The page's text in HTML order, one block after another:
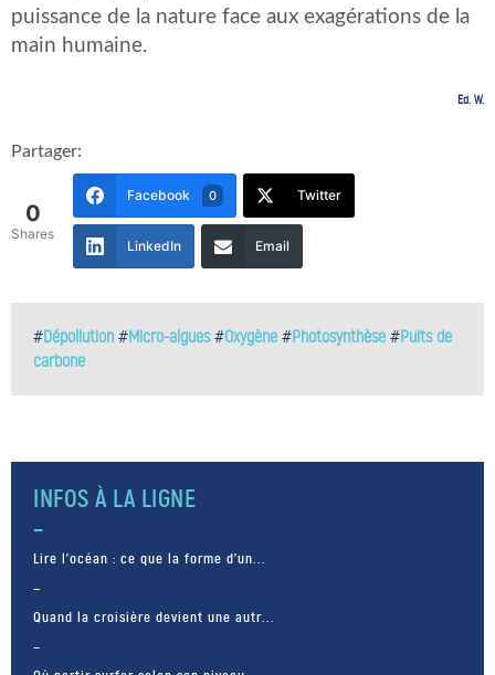
puissance de la nature face aux exagérations de la
main humaine.
Ed. W.
Partager:
0
Shares
Facebook 0 Twitter
LinkedIn Email
#Dépollution #Micro-algues#Oxygène #Photosynthèse #Puits de
carbone
INFOS À LA LIGNE
Lire l’océan : ce que la forme d’un...
Quand la croisière devient une autr...